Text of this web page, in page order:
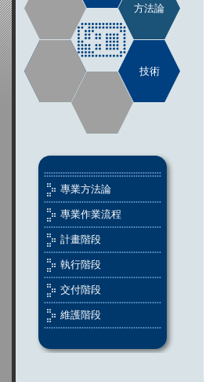
方法論
技術
專業方法論
專業作業流程
計畫階段
執行階段
交付階段
維護階段